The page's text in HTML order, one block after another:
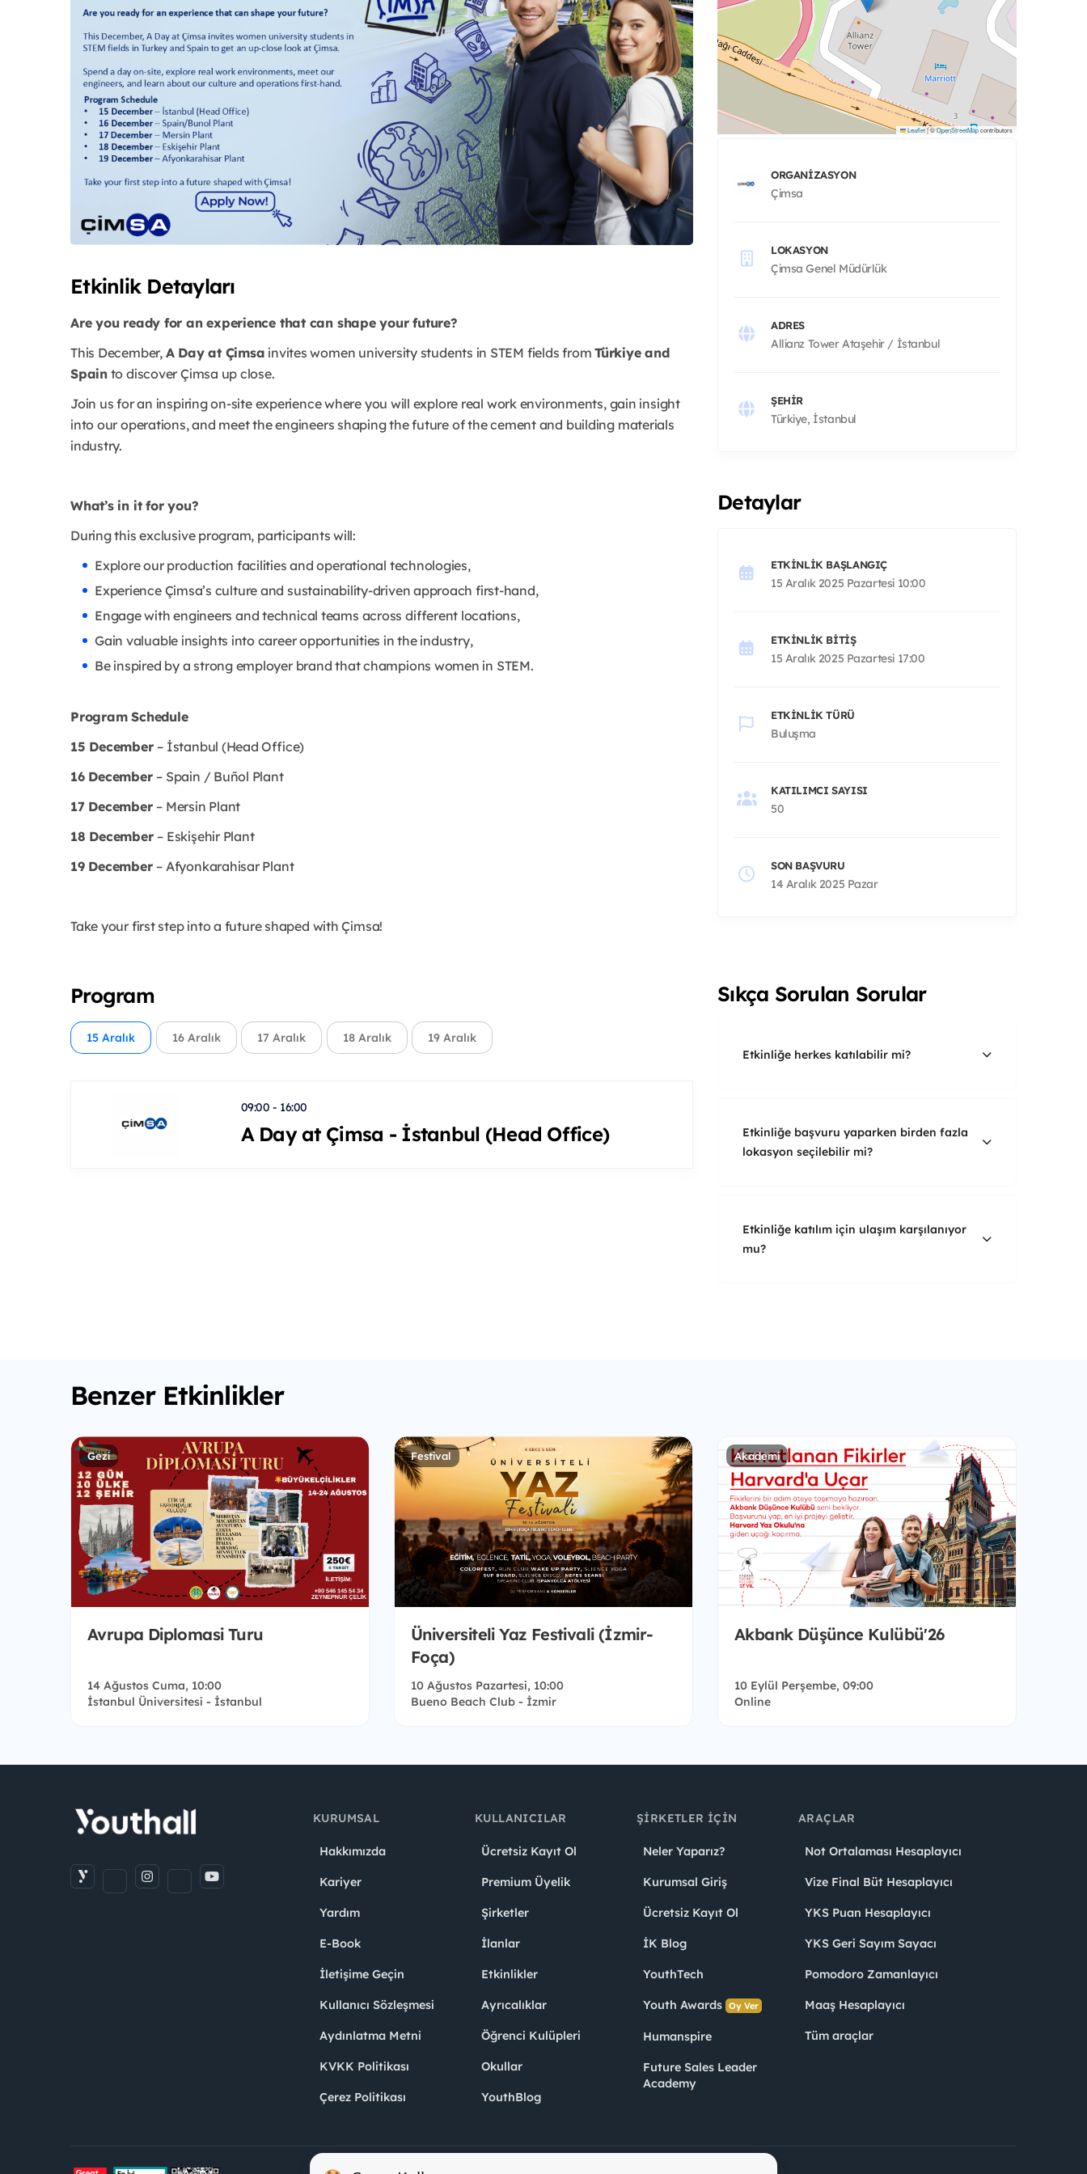
Etkinlik Detayları
Are you ready for an experience that can shape your future?
This December, A Day at Çimsa invites women university students in STEM fields fromTürkiye and
Spainto discover Çimsa up close.
Join us for an inspiring on-site experience where you will explore real work environments, gain insight
into our operations, and meet the engineers shaping the future of the cement and building materials
industry.
What’s in it for you?
During this exclusive program, participants will:
Explore our production facilities and operational technologies,
Experience Çimsa’s culture and sustainability-driven approach first-hand,
Engage with engineers and technical teams across different locations,
Gain valuable insights into career opportunities in the industry,
Be inspired by a strong employer brand that champions women in STEM.
Program Schedule
15 December– İstanbul (Head Office)
16 December– Spain / Buñol Plant
17 December– Mersin Plant
18 December– Eskişehir Plant
19 December– Afyonkarahisar Plant
Take your first step into a future shaped with Çimsa!
Program
15 Aralık 16 Aralık 17 Aralık 18 Aralık 19 Aralık
09:00 - 16:00
A Day at Çimsa - İstanbul (Head Office)
Leaflet|©OpenStreetMapcontributors
ORGANIZASYON
Çimsa
LOKASYON
Çimsa Genel Müdürlük
ADRES
Allianz Tower Ataşehir / İstanbul
ŞEHIR
Türkiye, İstanbul
Detaylar
ETKINLIK BAŞLANGIÇ
15 Aralık 2025 Pazartesi 10:00
ETKINLIK BITIŞ
15 Aralık 2025 Pazartesi 17:00
ETKINLIK TÜRÜ
Buluşma
KATILIMCI SAYISI
50
SON BAŞVURU
14 Aralık 2025 Pazar
Sıkça Sorulan Sorular
Etkinliğe herkes katılabilir mi?
Etkinliğe başvuru yaparken birden fazla
lokasyon seçilebilir mi?
Etkinliğe katılım için ulaşım karşılanıyor
mu?
Benzer Etkinlikler
Gezi
Avrupa Diplomasi Turu
14 Ağustos Cuma, 10:00
İstanbul Üniversitesi - İstanbul
Festival
Üniversiteli Yaz Festivali (İzmir-
Foça)
10 Ağustos Pazartesi, 10:00
Bueno Beach Club - İzmir
Akademi
Akbank Düşünce Kulübü'26
10 Eylül Perşembe, 09:00
Online
KURUMSAL
Hakkımızda
Kariyer
Yardım
E-Book
İletişime Geçin
Kullanıcı Sözleşmesi
Aydınlatma Metni
KVKK Politikası
Çerez Politikası
KULLANICILAR
Ücretsiz Kayıt Ol
Premium Üyelik
Şirketler
İlanlar
Etkinlikler
Ayrıcalıklar
Öğrenci Kulüpleri
Okullar
YouthBlog
ŞIRKETLER İÇIN
Neler Yaparız?
Kurumsal Giriş
Ücretsiz Kayıt Ol
İK Blog
YouthTech
Youth Awards Oy Ver
Humanspire
Future Sales Leader
Academy
ARAÇLAR
Not Ortalaması Hesaplayıcı
Vize Final Büt Hesaplayıcı
YKS Puan Hesaplayıcı
YKS Geri Sayım Sayacı
Pomodoro Zamanlayıcı
Maaş Hesaplayıcı
Tüm araçlar